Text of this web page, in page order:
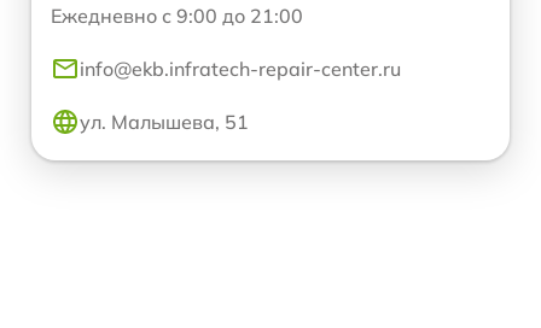
Ежедневно с 9:00 до 21:00
info@ekb.infratech-repair-center.ru
ул. Малышева, 51